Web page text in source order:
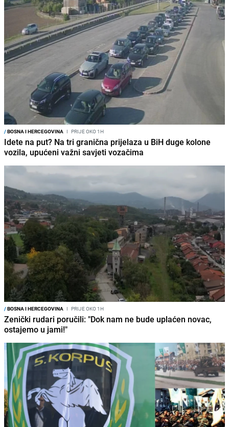
/BOSNA I HERCEGOVINA I PRIJE OKO 1H
Idete na put? Na tri granična prijelaza u BiH duge kolone
vozila, upućeni važni savjeti vozačima
/BOSNA I HERCEGOVINA I PRIJE OKO 1H
Zenički rudari poručili: "Dok nam ne bude uplaćen novac,
ostajemo u jami!"